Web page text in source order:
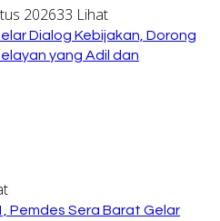
202633 Lihat
Dialog Kebijakan, Dorong
yang Adil dan
Pemdes Sera Barat Gelar